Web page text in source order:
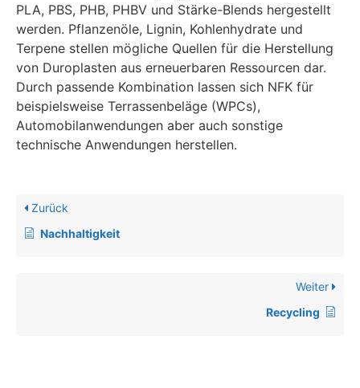
PLA, PBS, PHB, PHBV und Stärke-Blends hergestellt
werden. Pflanzenöle, Lignin, Kohlenhydrate und
Terpene stellen mögliche Quellen für die Herstellung
von Duroplasten aus erneuerbaren Ressourcen dar.
Durch passende Kombination lassen sich NFK für
beispielsweise Terrassenbeläge (WPCs),
Automobilanwendungen aber auch sonstige
technische Anwendungen herstellen.
Zurück
Nachhaltigkeit
Weiter
Recycling